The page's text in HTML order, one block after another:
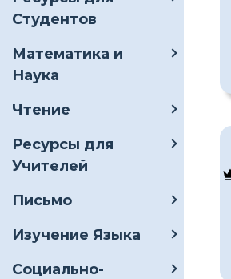
Студентов
Математика и
Наука
Чтение
Ресурсы для
Учителей
Письмо
Изучение Языка
Социально-